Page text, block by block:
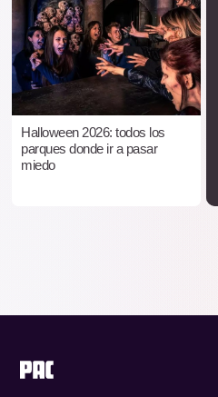
Halloween 2026: todos los
parques donde ir a pasar
miedo